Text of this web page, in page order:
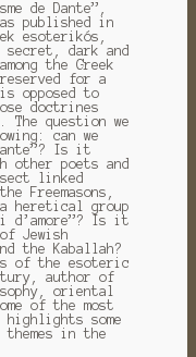
de Dante”,
published in
esoterikós,
secret, dark and
the Greek
for a
opposed to
doctrines
question we
can we
Is it
other poets and
linked
Freemasons,
heretical group
d’amore”? Is it
Jewish
the Kaballah?
of the esoteric
author of
oriental
of the most
some
in the